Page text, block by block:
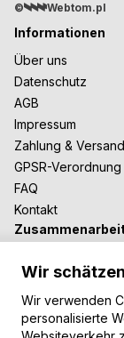
©
Webtom.pl
Informationen
Über uns
Datenschutz
AGB
Impressum
Zahlung & Versand
GPSR-Verordnung
FAQ
Kontakt
B2B-
Unsere Teppiche
Moderne
Wir
Wir verwenden
personalisierte